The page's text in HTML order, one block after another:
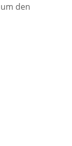
den